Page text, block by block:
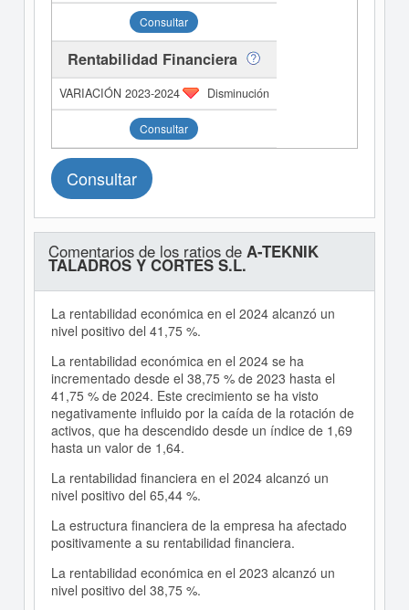
Consultar
Rentabilidad Financiera
Disminución
Consultar
Consultar
Comentarios de los ratios de A-TEKNIK
TALADROS Y CORTES S.L.
La rentabilidad económica en el 2024 alcanzó un
nivel positivo del 41,75 %.
La rentabilidad económica en el 2024 se ha
incrementado desde el 38,75 % de 2023 hasta el
41,75 % de 2024. Este crecimiento se ha visto
negativamente influido por la caída de la rotación de
activos, que ha descendido desde un índice de 1,69
hasta un valor de 1,64.
La rentabilidad financiera en el 2024 alcanzó un
nivel positivo del 65,44 %.
La estructura financiera de la empresa ha afectado
positivamente a su rentabilidad financiera.
La rentabilidad económica en el 2023 alcanzó un
nivel positivo del 38,75 %.